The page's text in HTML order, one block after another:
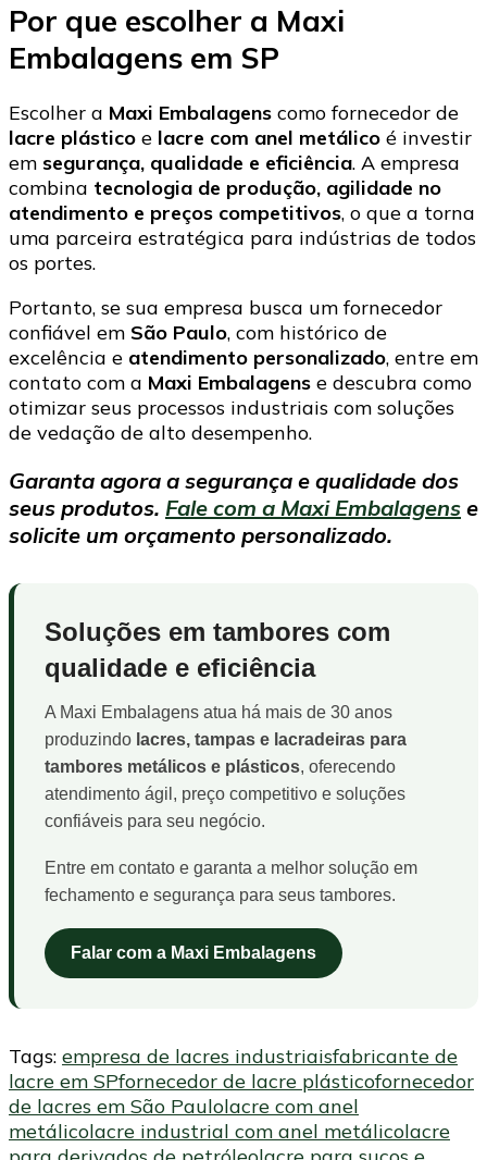
Por que escolher a Maxi
Embalagens em SP
Escolher a Maxi Embalagens como fornecedor de
lacre plástico e lacre com anel metálico é investir
em segurança, qualidade e eficiência. A empresa
combina tecnologia de produção, agilidade no
atendimento e preços competitivos, o que a torna
uma parceira estratégica para indústrias de todos
os portes.
Portanto, se sua empresa busca um fornecedor
confiável em São Paulo, com histórico de
excelência e atendimento personalizado, entre em
contato com a Maxi Embalagens e descubra como
otimizar seus processos industriais com soluções
de vedação de alto desempenho.
Garanta agora a segurança e qualidade dos
seus produtos. Fale com a Maxi Embalagens e
solicite um orçamento personalizado.
Soluções em tambores com
qualidade e eficiência
A Maxi Embalagens atua há mais de 30 anos
produzindo lacres, tampas e lacradeiras para
tambores metálicos e plásticos, oferecendo
atendimento ágil, preço competitivo e soluções
confiáveis para seu negócio.
Entre em contato e garanta a melhor solução em
fechamento e segurança para seus tambores.
Falar com a Maxi Embalagens
Tags: empresa de lacres industriaisfabricante de
lacre em SPfornecedor de lacre plásticofornecedor
de lacres em São Paulolacre com anel
metálicolacre industrial com anel metálicolacre